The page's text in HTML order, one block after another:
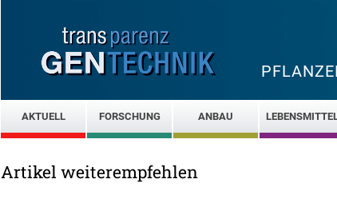
AKTUELL FORSCHUNG ANBAU
Artikel weiterempfehlen